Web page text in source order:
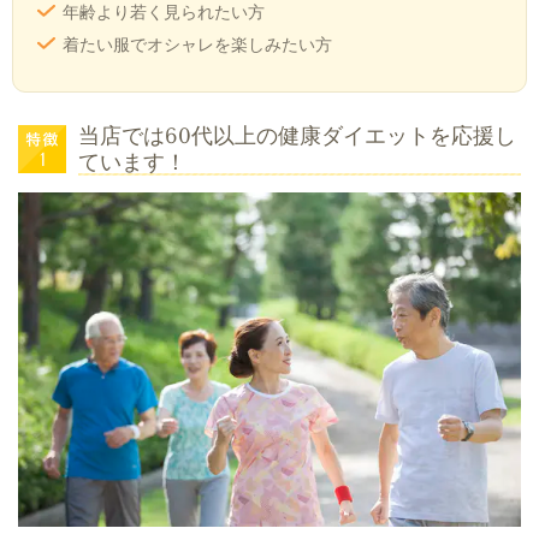
年齢より若く見られたい方
着たい服でオシャレを楽しみたい方
当店では60代以上の健康ダイエットを応援し
ています！